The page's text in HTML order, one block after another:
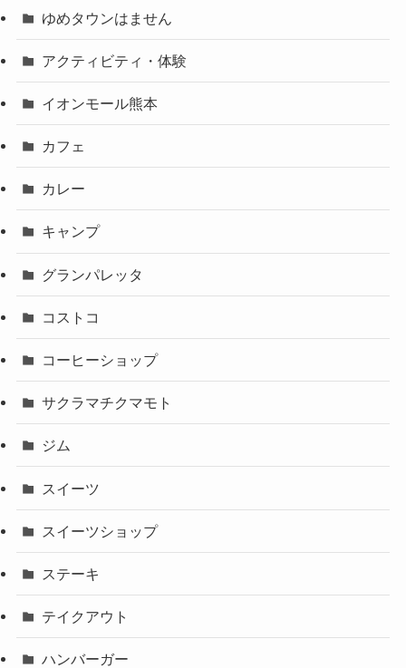
ゆめタウンはません
アクティビティ・体験
イオンモール熊本
カフェ
カレー
キャンプ
グランパレッタ
コストコ
コーヒーショップ
サクラマチクマモト
ジム
スイーツ
スイーツショップ
ステーキ
テイクアウト
ハンバーガー